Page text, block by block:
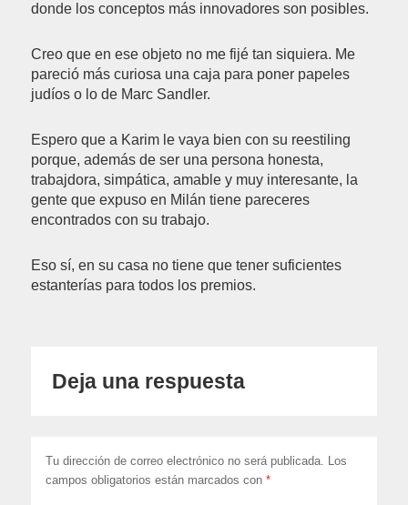
donde los conceptos más innovadores son posibles.
Creo que en ese objeto no me fijé tan siquiera. Me
pareció más curiosa una caja para poner papeles
judíos o lo de Marc Sandler.
Espero que a Karim le vaya bien con su reestiling
porque, además de ser una persona honesta,
trabajdora, simpática, amable y muy interesante, la
gente que expuso en Milán tiene pareceres
encontrados con su trabajo.
Eso sí, en su casa no tiene que tener suficientes
estanterías para todos los premios.
Deja una respuesta
Tu dirección de correo electrónico no será publicada. Los
campos obligatorios están marcados con*